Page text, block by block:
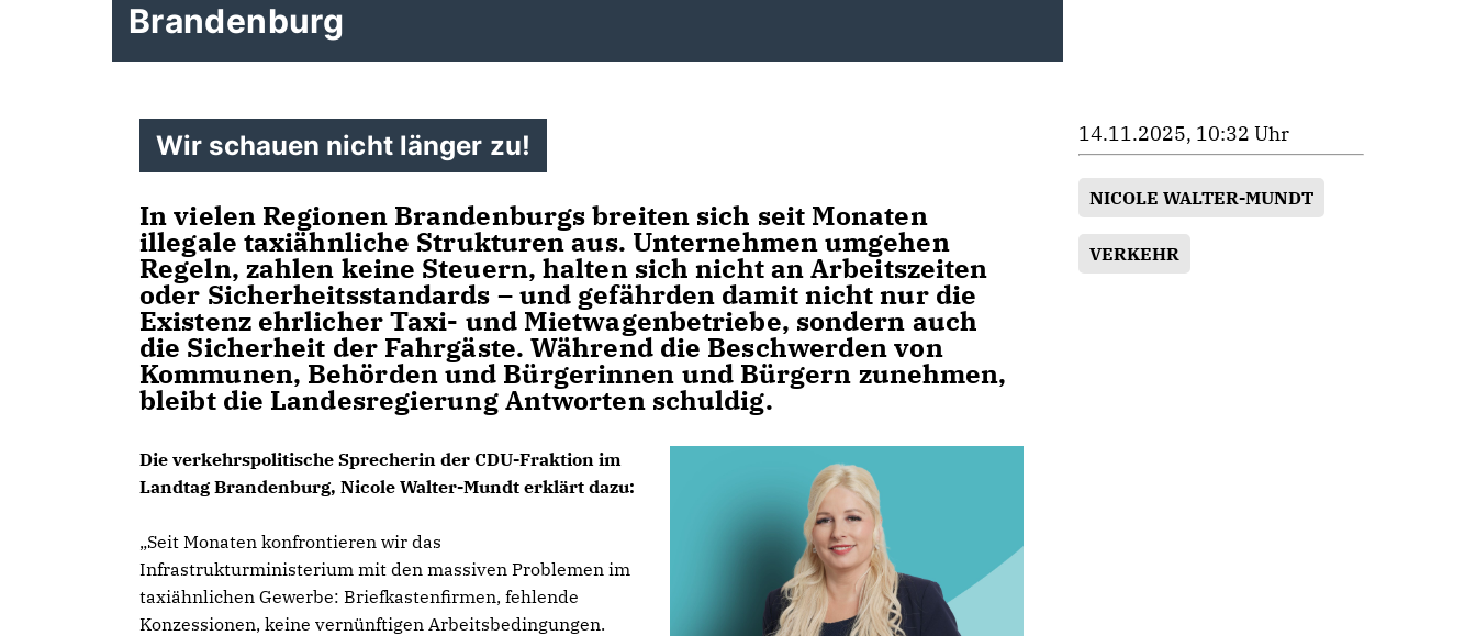
Brandenburg
Wir schauen nicht länger zu!
In vielen Regionen Brandenburgs breiten sich seit Monaten
illegale taxiähnliche Strukturen aus. Unternehmen umgehen
Regeln, zahlen keine Steuern, halten sich nicht an Arbeitszeiten
oder Sicherheitsstandards – und gefährden damit nicht nur die
Existenz ehrlicher Taxi- und Mietwagenbetriebe, sondern auch
die Sicherheit der Fahrgäste. Während die Beschwerden von
Kommunen, Behörden und Bürgerinnen und Bürgern zunehmen,
bleibt die Landesregierung Antworten schuldig.
Die verkehrspolitische Sprecherin der CDU-Fraktion im
Landtag Brandenburg, Nicole Walter-Mundt erklärt dazu:
Seit Monaten konfrontieren wir das
Infrastrukturministerium mit den massiven Problemen im
taxiähnlichen Gewerbe: Briefkastenfirmen, fehlende
Konzessionen, keine vernünftigen Arbeitsbedingungen.
14.11.2025, 10:32 Uhr
NICOLE WALTER-MUNDT
VERKEHR